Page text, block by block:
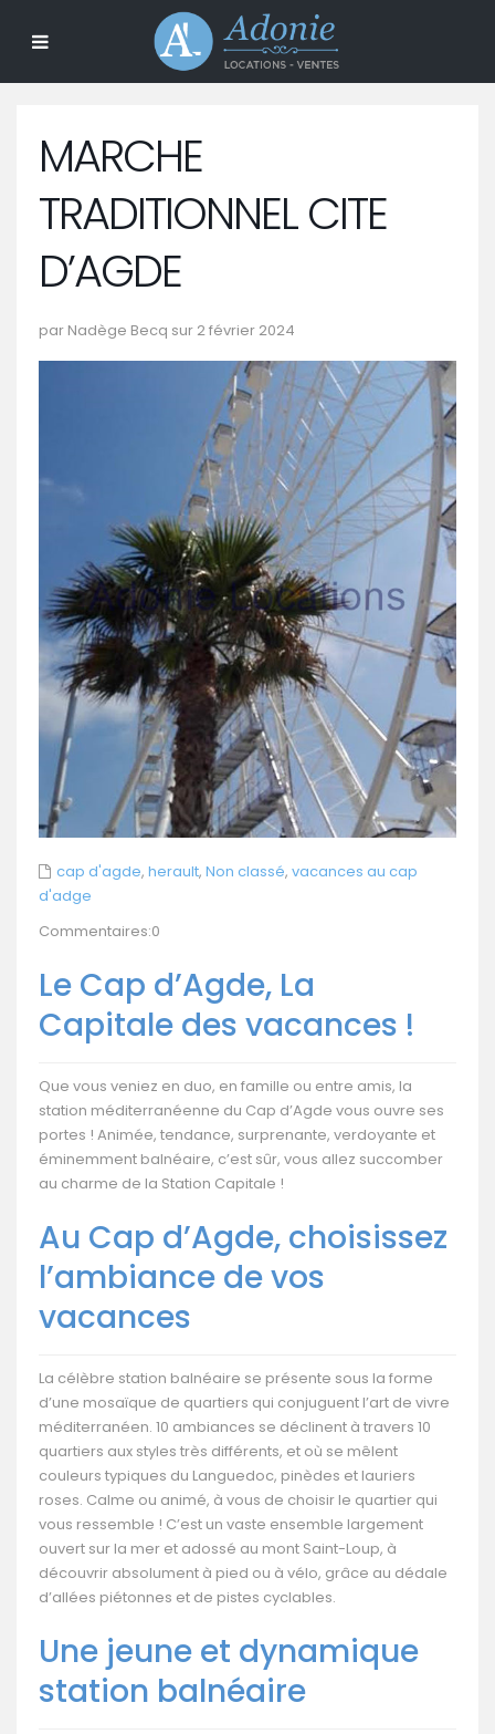
MARCHE
TRADITIONNEL CITE
D’AGDE
par Nadège Becq sur 2 février 2024
cap d'agde, herault, Non classé, vacances au cap
d'adge
Commentaires:0
Le Cap d’Agde, La
Capitale des vacances !
Que vous veniez en duo, en famille ou entre amis, la
station méditerranéenne du Cap d’Agde vous ouvre ses
portes ! Animée, tendance, surprenante, verdoyante et
éminemment balnéaire, c’est sûr, vous allez succomber
au charme de la Station Capitale !
Au Cap d’Agde, choisissez
l’ambiance de vos
vacances
La célèbre station balnéaire se présente sous la forme
d’une mosaïque de quartiers qui conjuguent l’art de vivre
méditerranéen. 10 ambiances se déclinent à travers 10
quartiers aux styles très différents, et où se mêlent
couleurs typiques du Languedoc, pinèdes et lauriers
roses. Calme ou animé, à vous de choisir le quartier qui
vous ressemble ! C’est un vaste ensemble largement
ouvert sur la mer et adossé au mont Saint-Loup, à
découvrir absolument à pied ou à vélo, grâce au dédale
d’allées piétonnes et de pistes cyclables.
Une jeune et dynamique
station balnéaire